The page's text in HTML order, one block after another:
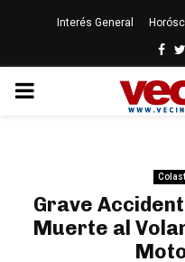
Interés General
PRIMARY
Grave
Muerte al